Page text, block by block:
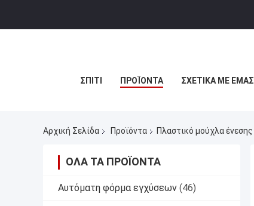
ΣΠΊΤΙ ΠΡΟΪΌΝΤΑ ΣΧΕΤΙΚΆ ΜΕ ΕΜΆΣ
Αρχική Σελίδα Προϊόντα Πλαστικό μούχλα ένεσης
ΌΛΑ ΤΑ ΠΡΟΪΌΝΤΑ
Αυτόματη φόρμα εγχύσεων (46)